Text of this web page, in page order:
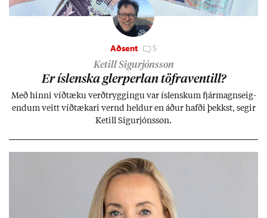
Aðsent 5
Ketill Sigurjónsson
Er ís­lenska glerperl­an töfra­ventill?
Með hinni víð­tæku verð­trygg­ingu var ís­lensk­um fjár­magns­eig­
end­um veitt víð­tæk­ari vernd held­ur en áð­ur hafði þekkst, seg­ir
Ketill Sig­ur­jóns­son.